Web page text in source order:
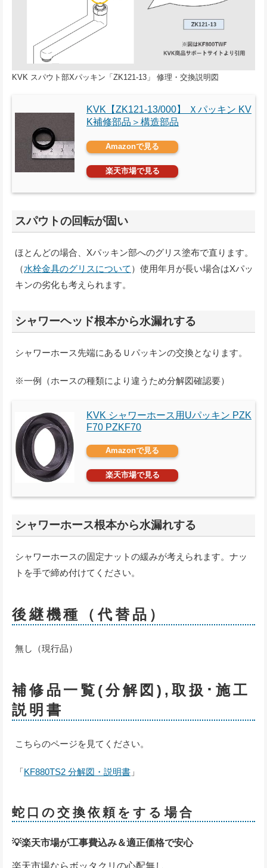
KVK スパウト部Xパッキン「ZK121-13」 修理・交換説明図
KVK【ZK121-13/000】 Ｘパッキン KV
K補修部品＞構造部品
Amazonで見る
楽天市場で見る
スパウトの回転が固い
ほとんどの場合、Xパッキン部へのグリス塗布で直ります。
（水栓金具のグリスについて ）使用年月が長い場合はXパッ
キンの劣化も考えられます。
シャワーヘッド根本から水漏れする
シャワーホース先端にあるＵパッキンの交換となります。
※一例（ホースの種類により違うため分解図確認要）
KVK シャワーホース用Uパッキン PZK
F70 PZKF70
Amazonで見る
楽天市場で見る
シャワーホース根本から水漏れする
シャワーホースの固定ナットの緩みが考えられます。ナッ
トを手で締め付けてください。
後継機種（代替品）
無し（現行品）
補修品一覧(分解図),取扱･施工
説明書
こちらのページを見てください。
「KF880TS2 分解図・説明書 」
蛇口の交換依頼をする場合
💡楽天市場が工事費込み＆適正価格で安心